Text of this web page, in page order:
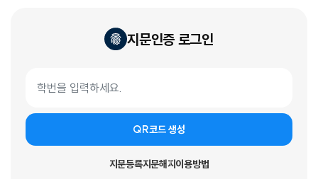
지문인증 로그인
QR코드 생성
지문등록지문해지이용방법